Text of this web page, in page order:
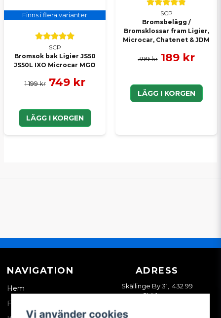
Finns i flera varianter
SCP
Bromsok bak Ligier JS50
JS50L IXO Microcar MGO
1 199 kr 749 kr
LÄGG I KORGEN
SCP
Bromsbelägg /
Bromsklossar fram Ligier,
Microcar, Chatenet & JDM
399 kr 189 kr
LÄGG I KORGEN
NAVIGATION
Hem
Företagskund
ADRESS
Skällinge By 31, 432 99
Skällinge
Vi använder cookies